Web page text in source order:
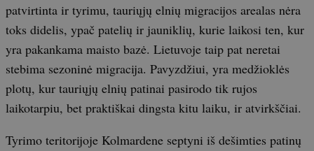
patvirtinta ir tyrimu, tauriųjų elnių migracijos arealas nėra
toks didelis, ypač patelių ir jauniklių, kurie laikosi ten, kur
yra pakankama maisto bazė. Lietuvoje taip pat neretai
stebima sezoninė migracija. Pavyzdžiui, yra medžioklės
plotų, kur tauriųjų elnių patinai pasirodo tik rujos
laikotarpiu, bet praktiškai dingsta kitu laiku, ir atvirkščiai.
Tyrimo teritorijoje Kolmardene septyni iš dešimties patinų